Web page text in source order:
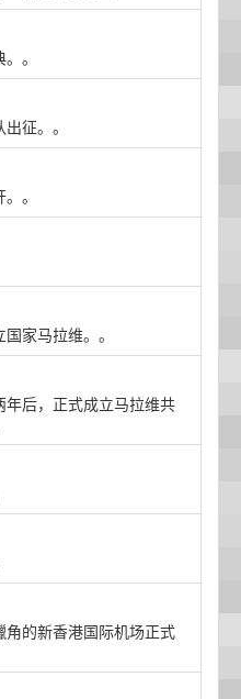
。
征。。
。
家马拉维。。
后，正式成立马拉维共
的新香港国际机场正式